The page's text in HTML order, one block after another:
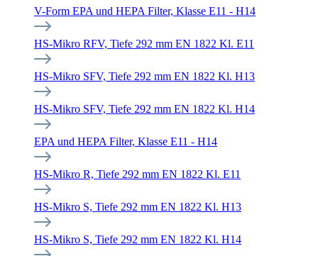
V-Form EPA und HEPA Filter, Klasse E11 - H14
HS-Mikro RFV, Tiefe 292 mm EN 1822 Kl. E11
HS-Mikro SFV, Tiefe 292 mm EN 1822 Kl. H13
HS-Mikro SFV, Tiefe 292 mm EN 1822 Kl. H14
EPA und HEPA Filter, Klasse E11 - H14
HS-Mikro R, Tiefe 292 mm EN 1822 Kl. E11
HS-Mikro S, Tiefe 292 mm EN 1822 Kl. H13
HS-Mikro S, Tiefe 292 mm EN 1822 Kl. H14